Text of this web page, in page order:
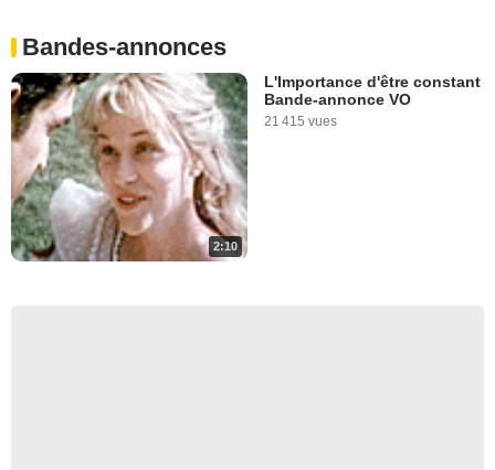
Bandes-annonces
2:10
L'Importance d'être constant
Bande-annonce VO
21 415 vues